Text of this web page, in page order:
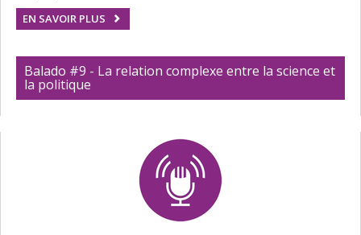
EN SAVOIR PLUS
Balado #9 - La relation complexe entre la science et
la politique